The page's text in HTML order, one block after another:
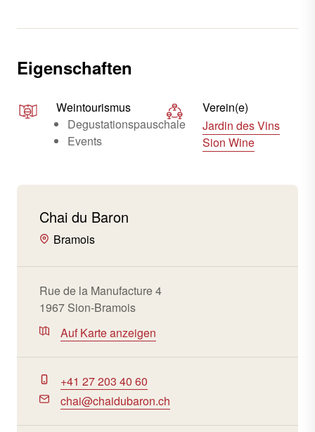
Eigenschaften
Weintourismus
Degustationspauschale
Events
Verein(e)
Jardin des Vins
Sion Wine
Chai du Baron
Bramois
Rue de la Manufacture 4
1967 Sion-Bramois
Auf Karte anzeigen
+41 27 203 40 60
chai@chaidubaron.ch